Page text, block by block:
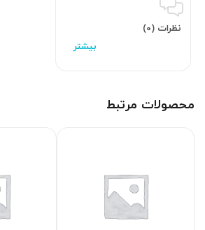
نظرات (0)
محصولات مرتبط